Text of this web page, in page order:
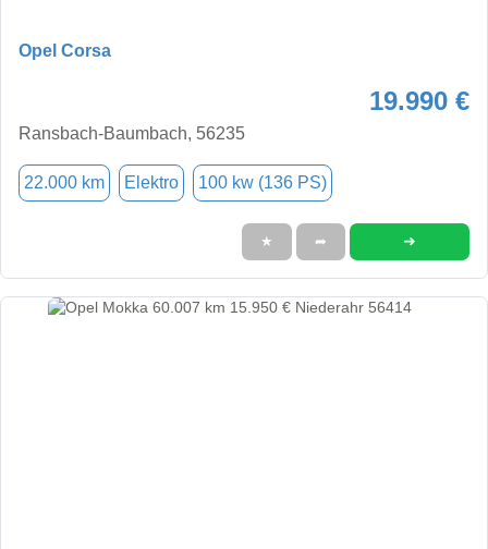
Opel Corsa
19.990 €
Ransbach-Baumbach, 56235
22.000 km Elektro 100 kw (136 PS)
★ ➦ ➜